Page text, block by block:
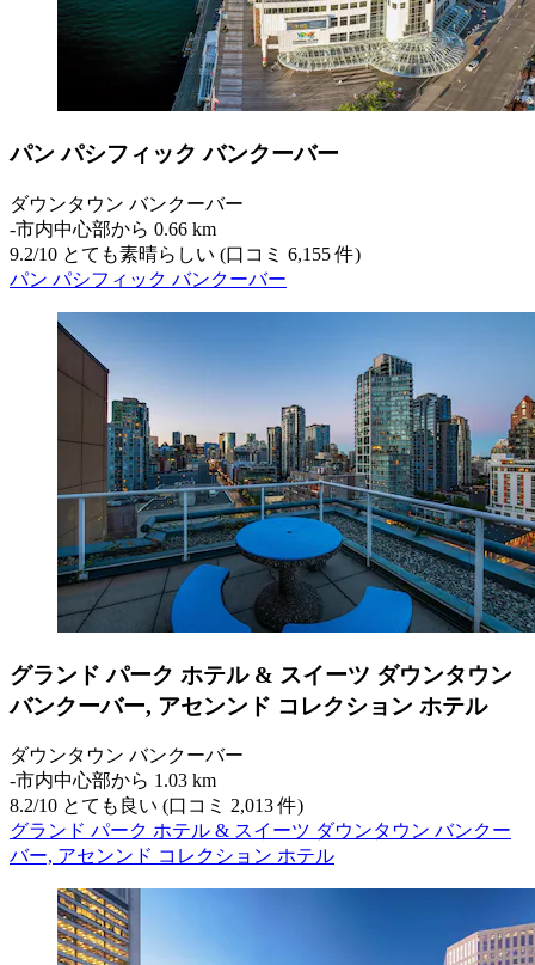
パン パシフィック バンクーバー
ダウンタウン バンクーバー
‐市内中心部から 0.66 km
9.2/10 とても素晴らしい (口コミ 6,155 件)
パン パシフィック バンクーバー
グランド パーク ホテル & スイーツ ダウンタウン
バンクーバー, アセンンド コレクション ホテル
ダウンタウン バンクーバー
‐市内中心部から 1.03 km
8.2/10 とても良い (口コミ 2,013 件)
グランド パーク ホテル & スイーツ ダウンタウン バンクー
バー, アセンンド コレクション ホテル